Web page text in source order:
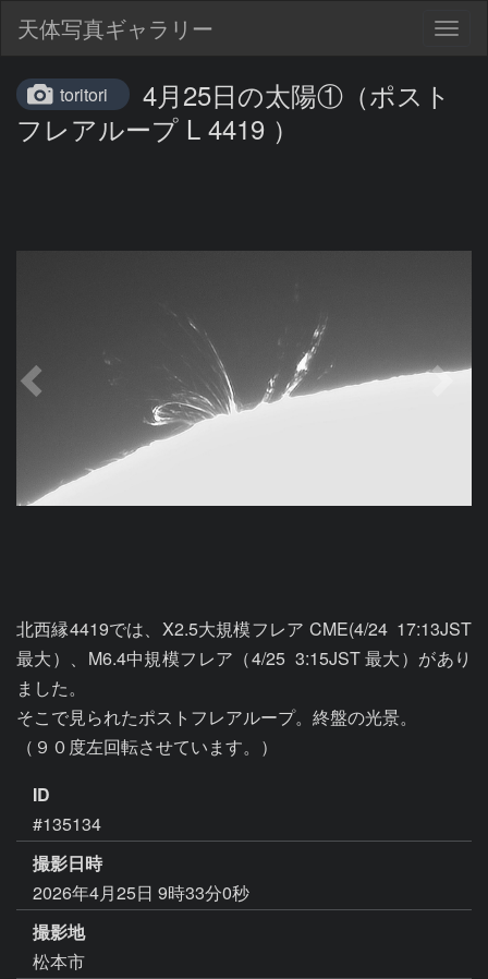
天体写真ギャラリー
toritori
4月25日の太陽①（ポスト
フレアループ L 4419 ）
北西縁4419では、X2.5大規模フレア CME(4/24  17:13JST
最大）、M6.4中規模フレア（4/25  3:15JST 最大）があり
ました。
そこで見られたポストフレアループ。終盤の光景。
（９０度左回転させています。）
ID
#135134
撮影日時
2026年4月25日 9時33分0秒
撮影地
松本市